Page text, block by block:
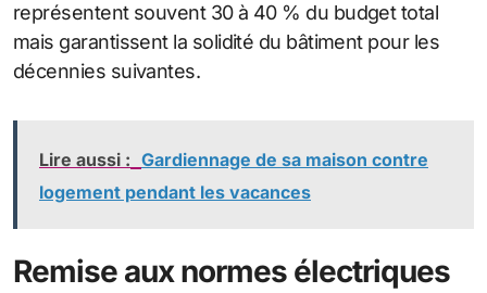
représentent souvent 30 à 40 % du budget total
mais garantissent la solidité du bâtiment pour les
décennies suivantes.
Lire aussi : Gardiennage de sa maison contre
logement pendant les vacances
Remise aux normes électriques